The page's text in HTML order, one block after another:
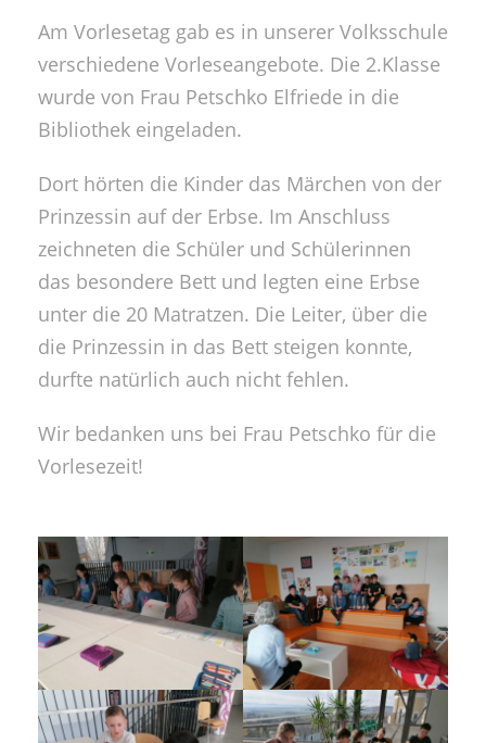
Am Vorlesetag gab es in unserer Volksschule
verschiedene Vorleseangebote. Die 2.Klasse
wurde von Frau Petschko Elfriede in die
Bibliothek eingeladen.
Dort hörten die Kinder das Märchen von der
Prinzessin auf der Erbse. Im Anschluss
zeichneten die Schüler und Schülerinnen
das besondere Bett und legten eine Erbse
unter die 20 Matratzen. Die Leiter, über die
die Prinzessin in das Bett steigen konnte,
durfte natürlich auch nicht fehlen.
Wir bedanken uns bei Frau Petschko für die
Vorlesezeit!